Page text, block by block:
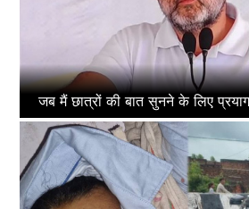
जब मैं छात्रों की बात सुनने के लिए